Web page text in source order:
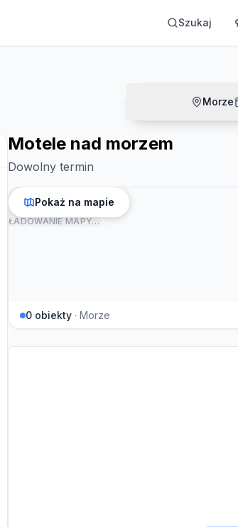
Szukaj
Morze
Motele nad morzem
Dowolny termin
ŁADOWANIE MAPY…
Pokaż na mapie
0 obiekty · Morze